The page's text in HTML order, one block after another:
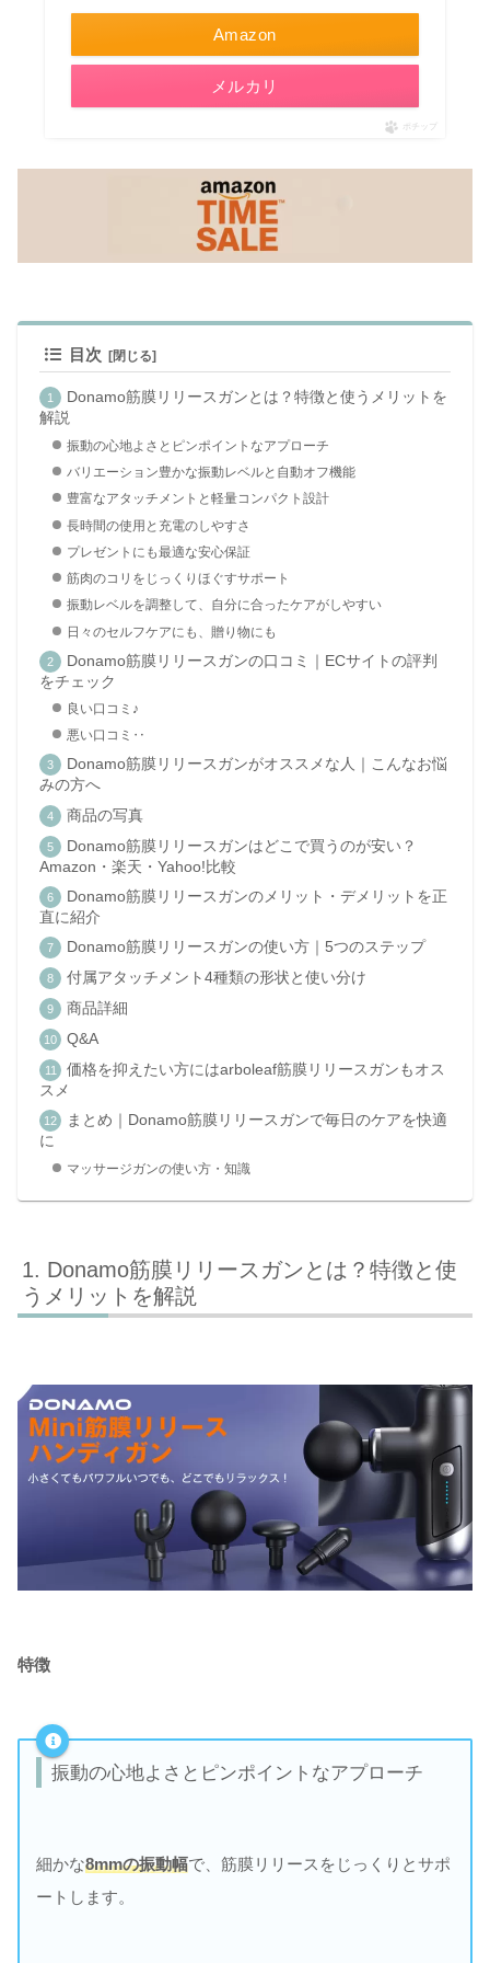
Amazon
メルカリ
ポチップ
目次
Donamo筋膜リリースガンとは？特徴と使うメリットを
解説
振動の心地よさとピンポイントなアプローチ
バリエーション豊かな振動レベルと自動オフ機能
豊富なアタッチメントと軽量コンパクト設計
長時間の使用と充電のしやすさ
プレゼントにも最適な安心保証
筋肉のコリをじっくりほぐすサポート
振動レベルを調整して、自分に合ったケアがしやすい
日々のセルフケアにも、贈り物にも
Donamo筋膜リリースガンの口コミ｜ECサイトの評判
をチェック
良い口コミ♪
悪い口コミ‥
Donamo筋膜リリースガンがオススメな人｜こんなお悩
みの方へ
商品の写真
Donamo筋膜リリースガンはどこで買うのが安い？
Amazon・楽天・Yahoo!比較
Donamo筋膜リリースガンのメリット・デメリットを正
直に紹介
Donamo筋膜リリースガンの使い方｜5つのステップ
付属アタッチメント4種類の形状と使い分け
商品詳細
Q&A
価格を抑えたい方にはarboleaf筋膜リリースガンもオス
スメ
まとめ｜Donamo筋膜リリースガンで毎日のケアを快適
に
マッサージガンの使い方・知識
Donamo筋膜リリースガンとは？特徴と使
うメリットを解説
特徴
振動の心地よさとピンポイントなアプローチ
細かな8mmの振動幅で、筋膜リリースをじっくりとサポ
ートします。